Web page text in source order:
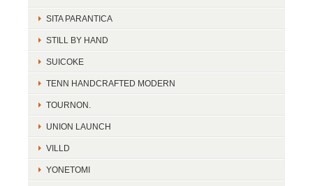
SITA PARANTICA
STILL BY HAND
SUICOKE
TENN HANDCRAFTED MODERN
TOURNON.
UNION LAUNCH
VILLD
YONETOMI